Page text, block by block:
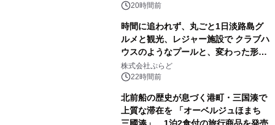
20時間前
時間に追われず、丸ごと1日淡路島グ
ルメと観光、レジャー施設で クラブハ
ウスのようなプールと、変わった形の
サウナも 「THE BOXY AWAJI」のお
得な素泊まり連泊プランで
株式会社ぷらど
22時間前
北前船の歴史が息づく港町・三国湊で
上質な滞在を 「オーベルジュほまち